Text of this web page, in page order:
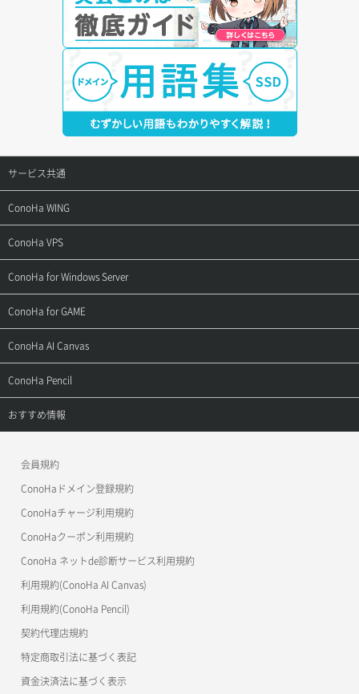
サービス共通
サポートトップ
ご契約・お支払い
用語集
お問い合わせ
ConoHa WING
サポートトップ
ご利用ガイド
お乗り換えガイド
よくある質問
ConoHa VPS
サポートトップ
ご利用ガイド
APIドキュメントVPS2.0
APIドキュメントVPS3.0
ConoHa for Windows Server
サポートトップ
ご利用ガイド
APIドキュメントVPS2.0
APIドキュメントVPS3.0
ConoHa for GAME
サポートトップ
ご利用ガイド
ConoHa AI Canvas
サポートトップ
ご利用ガイド
ConoHa Pencil
サポートトップ
おすすめ情報
美雲このは徹底ガイド
会員規約
ConoHaドメイン登録規約
ConoHaチャージ利用規約
ConoHaクーポン利用規約
ConoHa ネットde診断サービス利用規約
利用規約(ConoHa AI Canvas)
利用規約(ConoHa Pencil)
契約代理店規約
特定商取引法に基づく表記
資金決済法に基づく表示